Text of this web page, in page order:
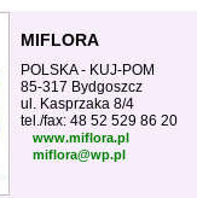
MIFLORA
POLSKA - KUJ-POM
85-317 Bydgoszcz
ul. Kasprzaka 8/4
tel./fax: 48 52 529 86 20
www.miflora.pl
miflora@wp.pl